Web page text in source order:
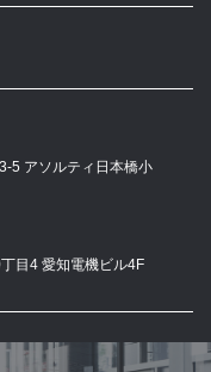
5 アソルティ日本橋小
目4 愛知電機ビル4F